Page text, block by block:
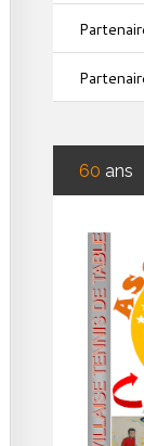
60 ans